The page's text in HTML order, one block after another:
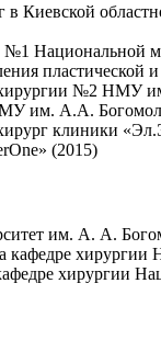
в Киевской
Национальной
№2 НМУ
им. А.А.
клиники
(2015)
им. А. А.
кафедре
хирургии